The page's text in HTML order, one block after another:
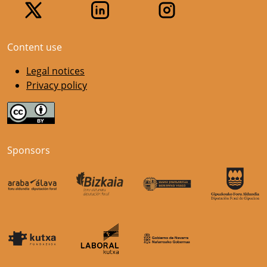
Content use
Legal notices
Privacy policy
Sponsors